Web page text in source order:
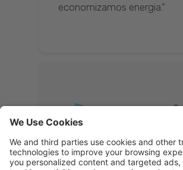
economizamos energia.”